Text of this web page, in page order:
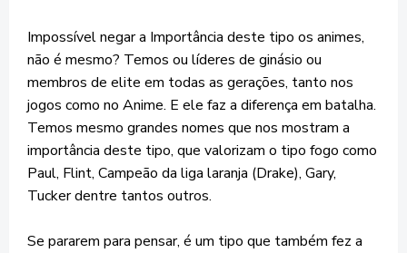
Impossível negar a Importância deste tipo os animes,
não é mesmo? Temos ou líderes de ginásio ou
membros de elite em todas as gerações, tanto nos
jogos como no Anime. E ele faz a diferença em batalha.
Temos mesmo grandes nomes que nos mostram a
importância deste tipo, que valorizam o tipo fogo como
Paul, Flint, Campeão da liga laranja (Drake), Gary,
Tucker dentre tantos outros.
Se pararem para pensar, é um tipo que também fez a